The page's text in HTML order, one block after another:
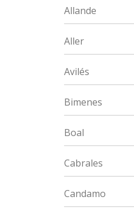
Allande
Aller
Avilés
Bimenes
Boal
Cabrales
Candamo